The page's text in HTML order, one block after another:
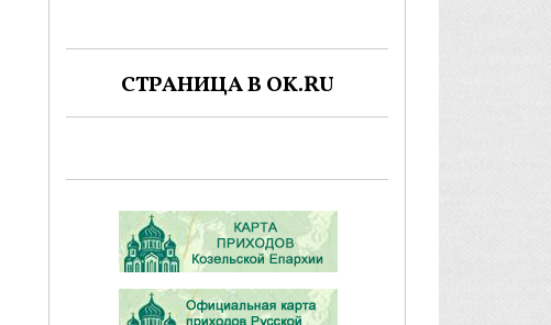
СТРАНИЦА В OK.RU